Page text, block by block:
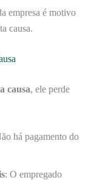
empresa é motivo
causa.
causa, ele perde
há pagamento do
: O empregado